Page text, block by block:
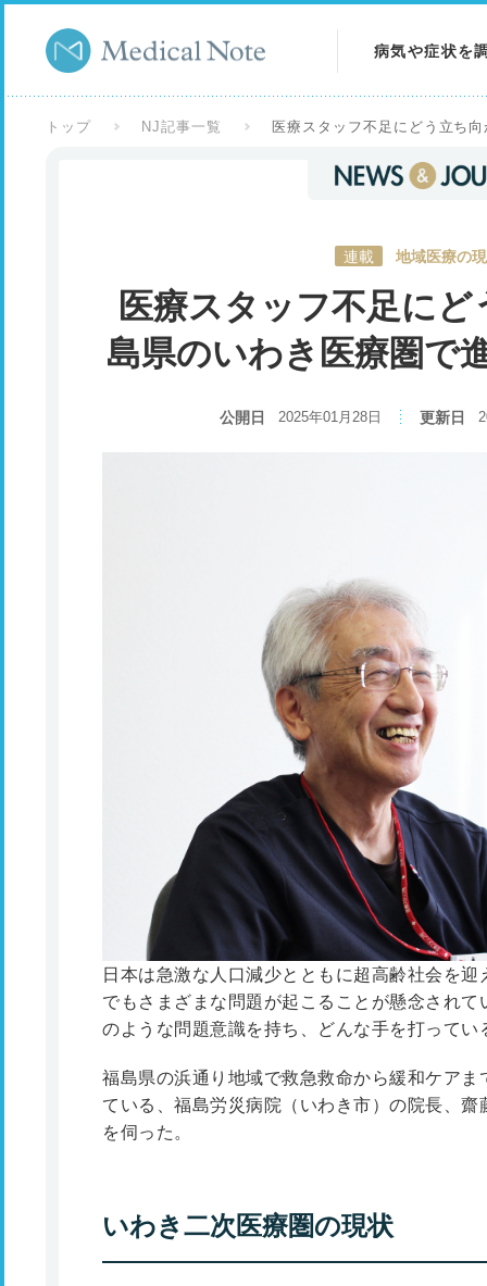
病気や症状を
症状を調べる
トップ NJ記事一覧 医療スタッフ不足にどう立ち
連載 地域医療の
医療スタッフ不足に
島県のいわき医療圏で
公開日 2025年01月28日 更新日
日本は急激な人口減少とともに超高齢社会を
でもさまざまな問題が起こることが懸念され
のような問題意識を持ち、どんな手を打ってい
福島県の浜通り地域で救急救命から緩和ケア
ている、福島労災病院（いわき市）の院長、
を伺った。
いわき二次医療圏の現状